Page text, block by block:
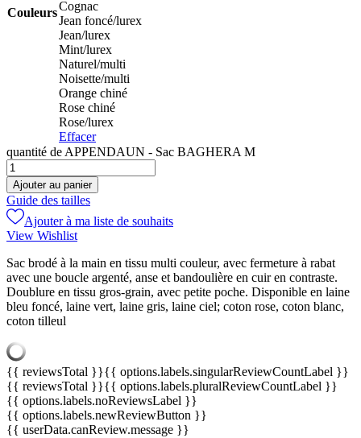
CouleursCognac
Jean foncé/lurex
Jean/lurex
Mint/lurex
Naturel/multi
Noisette/multi
Orange chiné
Rose chiné
Rose/lurex
Effacer
quantité de APPENDAUN - Sac BAGHERA M
Ajouter au panier
Guide des tailles
Ajouter à ma liste de souhaits
View Wishlist
Sac brodé à la main en tissu multi couleur, avec fermeture à rabat
avec une boucle argenté, anse et bandoulière en cuir en contraste.
Doublure en tissu gros-grain, avec petite poche. Disponible en laine
bleu foncé, laine vert, laine gris, laine ciel; coton rose, coton blanc,
coton tilleul
{{ reviewsTotal }}{{ options.labels.singularReviewCountLabel }}
{{ reviewsTotal }}{{ options.labels.pluralReviewCountLabel }}
{{ options.labels.noReviewsLabel }}
{{ options.labels.newReviewButton }}
{{ userData.canReview.message }}